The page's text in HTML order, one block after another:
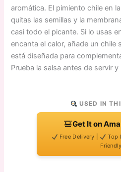
aromática. El pimiento chile en
quitas las semillas y la
casi todo el picante. Si lo usas
encanta el calor, añade un chile
está diseñada para
Prueba la salsa antes de servir
USED IN
Get It on
Free Delivery | Top
Friendly